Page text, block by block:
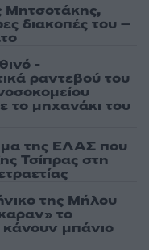
Μητσοτάκης,
διακοπές του –
-
ραντεβού του
το μηχανάκι του
της ΕΛΑΣ που
Τσίπρας στη
της Μήλου
το
κάνουν μπάνιο